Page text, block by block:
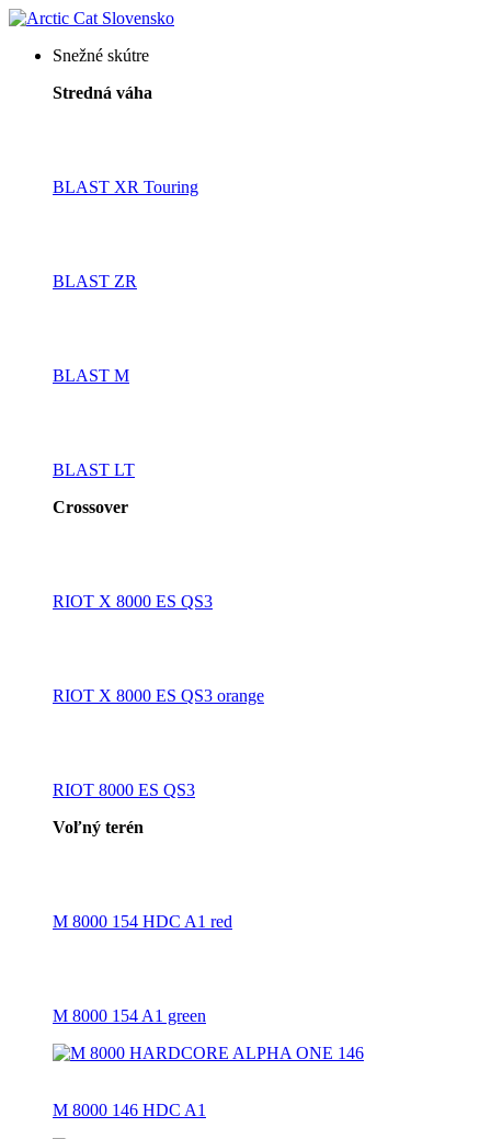
Snežné skútre
Stredná váha
BLAST XR Touring
BLAST ZR
BLAST M
BLAST LT
Crossover
RIOT X 8000 ES QS3
RIOT X 8000 ES QS3 orange
RIOT 8000 ES QS3
Voľný terén
M 8000 154 HDC A1 red
M 8000 154 A1 green
M 8000 146 HDC A1